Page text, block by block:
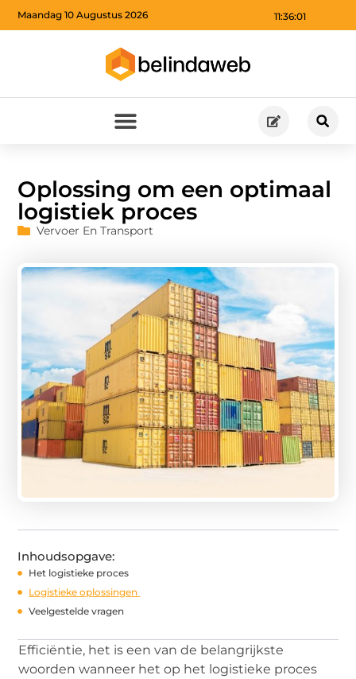
11:36:02
Maandag 10 Augustus 2026
Oplossing om een optimaal
logistiek proces
Vervoer En Transport
Inhoudsopgave:
Het logistieke proces
Logistieke oplossingen
Veelgestelde vragen
Efficiëntie, het is een van de belangrijkste
woorden wanneer het op het logistieke proces